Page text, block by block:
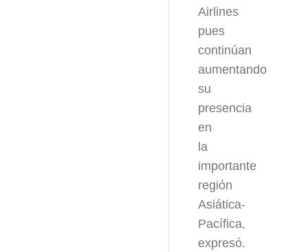
Airlines
pues
continúan
aumentando
su
presencia
en
la
importante
región
Asiática-
Pacífica,
expresó.